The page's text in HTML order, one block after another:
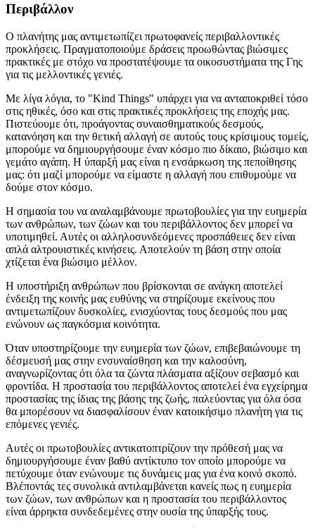
Περιβάλλον
Ο πλανήτης μας αντιμετωπίζει πρωτοφανείς περιβαλλοντικές
προκλήσεις. Πραγματοποιούμε δράσεις προωθώντας βιώσιμες
πρακτικές με στόχο να προστατέψουμε τα οικοσυστήματα της Γης
για τις μελλοντικές γενιές.
Με λίγα λόγια, το "Kind Things" υπάρχει για να ανταποκριθεί τόσο
στις ηθικές, όσο και στις πρακτικές προκλήσεις της εποχής μας.
Πιστεύουμε ότι, προάγοντας συναισθηματικούς δεσμούς,
κατανόηση και την θετική αλλαγή σε αυτούς τους κρίσιμους τομείς,
μπορούμε να δημιουργήσουμε έναν κόσμο πιο δίκαιο, βιώσιμο και
γεμάτο αγάπη. Η ύπαρξή μας είναι η ενσάρκωση της πεποίθησης
μας: ότι μαζί μπορούμε να είμαστε η αλλαγή που επιθυμούμε να
δούμε στον κόσμο.
Η σημασία του να αναλαμβάνουμε πρωτοβουλίες για την ευημερία
των ανθρώπων, των ζώων και του περιβάλλοντος δεν μπορεί να
υποτιμηθεί. Αυτές οι αλληλοσυνδεόμενες προσπάθειες δεν είναι
απλά αλτρουιστικές κινήσεις. Αποτελούν τη βάση στην οποία
χτίζεται ένα βιώσιμο μέλλον.
Η υποστήριξη ανθρώπων που βρίσκονται σε ανάγκη αποτελεί
ένδειξη της κοινής μας ευθύνης να στηρίζουμε εκείνους που
αντιμετωπίζουν δυσκολίες, ενισχύοντας τους δεσμούς που μας
ενώνουν ως παγκόσμια κοινότητα.
Όταν υποστηρίζουμε την ευημερία των ζώων, επιβεβαιώνουμε τη
δέσμευσή μας στην ενσυναίσθηση και την καλοσύνη,
αναγνωρίζοντας ότι όλα τα ζώντα πλάσματα αξίζουν σεβασμό και
φροντίδα. Η προστασία του περιβάλλοντος αποτελεί ένα εγχείρημα
προστασίας της ίδιας της βάσης της ζωής, παλεύοντας για όλα όσα
θα μπορέσουν να διασφαλίσουν έναν κατοικήσιμο πλανήτη για τις
επόμενες γενιές.
Aυτές οι πρωτοβουλίες αντικατοπτρίζουν την πρόθεσή μας να
δημιουργήσουμε έναν βαθύ αντίκτυπο τον οποίο μπορούμε να
πετύχουμε όταν ενώνουμε τις δυνάμεις μας για ένα κοινό σκοπό.
Βλέποντάς τες συνολικά αντιλαμβάνεται κανείς πως η ευημερία
των ζώων, των ανθρώπων και η προστασία του περιβάλλοντος
είναι άρρηκτα συνδεδεμένες στην ουσία της ύπαρξής τους.